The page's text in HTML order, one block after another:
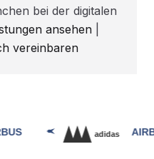
bei der digitalen
ansehen
vereinbaren